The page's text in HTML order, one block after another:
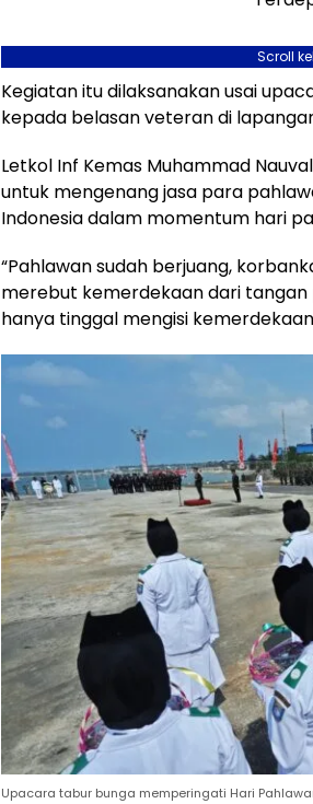
Scroll
Kegiatan itu dilaksanakan usai
kepada belasan veteran di
Letkol Inf Kemas Muhammad
untuk mengenang jasa para
Indonesia dalam momentum hari
“Pahlawan sudah berjuang,
merebut kemerdekaan dari tangan
hanya tinggal mengisi
Upacara tabur bunga memperingati Hari